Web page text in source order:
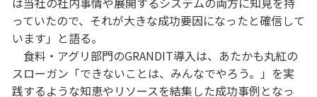
っていたので、それが大きな成功要因になったと確信して
います」と語る。
食料・アグリ部門のGRANDIT導入は、あたかも丸紅の
スローガン「できないことは、みんなでやろう。」を実
践するような知恵やリソースを結集した成功事例となっ